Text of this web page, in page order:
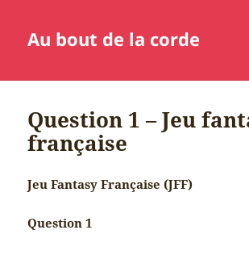
Au bout de la corde
Question 1 – Jeu
française
Jeu Fantasy Française (JFF)
Question 1